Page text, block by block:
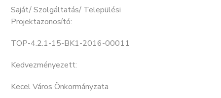
Saját/ Szolgáltatás/ Települési
Projektazonosító:
TOP-4.2.1-15-BK1-2016-00011
Kedvezményezett:
Kecel Város Önkormányzata